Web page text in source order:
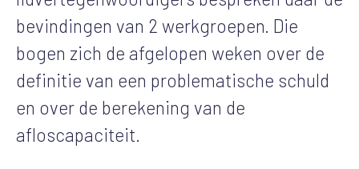
bevindingen van 2 werkgroepen. Die
bogen zich de afgelopen weken over de
definitie van een problematische schuld
en over de berekening van de
afloscapaciteit.